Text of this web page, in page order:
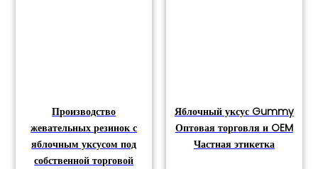
Производство
жевательных резинок с
яблочным уксусом под
собственной торговой
Яблочный уксус Gummy
Оптовая торговля и OEM
Частная этикетка